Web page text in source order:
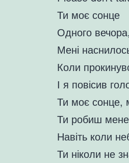
Ти моє сонце
Одного
Мені
Коли
І я повісив
Ти моє сонце,
Ти робиш
Навіть коли
Ти ніколи не